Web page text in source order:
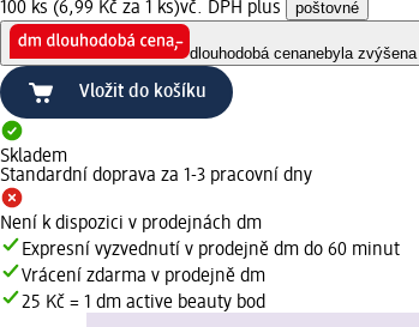
100 ks (6,99 Kč za 1 ks)vč. DPH plus poštovné
dlouhodobá cenanebyla
Vložit do košíku
Skladem
Standardní doprava za 1-3 pracovní dny
Není k dispozici v prodejnách dm
Expresní vyzvednutí v prodejně dm do 60 minut
Vrácení zdarma v prodejně dm
25 Kč = 1 dm active beauty bod